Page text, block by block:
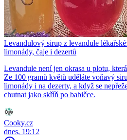
Levandulový sirup z levandule
limonády, čaje i dezertů
Levandule není jen okrasa u plotu,
Ze 100 gramů květů uděláte voňavý
limonády i na dezerty, a když se
chutnat jako skříň po babičce.
Cooky.cz
dnes, 19:12